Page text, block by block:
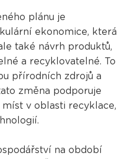
plánu je
ekonomice, která
také návrh produktů,
a recyklovatelné. To
přírodních zdrojů a
změna podporuje
v oblasti recyklace,
na období